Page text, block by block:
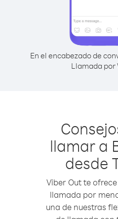
En el encabezado de
Llamada por
llamar a
desde
Viber Out te
llamada por
una de nuestras